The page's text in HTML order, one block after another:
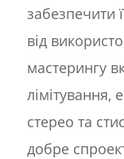
забезпечити
від
мастерингу
лімітування,
стерео та
добре